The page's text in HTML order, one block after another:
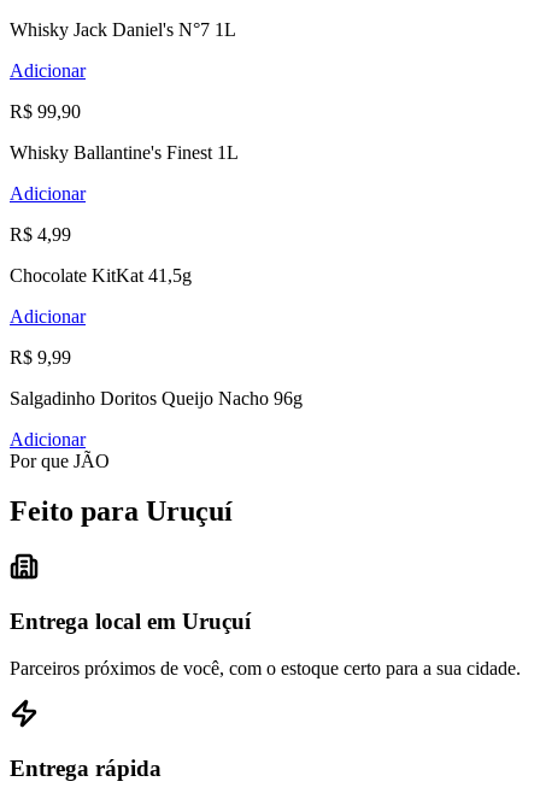
Whisky Jack Daniel's N°7 1L
Adicionar
R$ 99,90
Whisky Ballantine's Finest 1L
Adicionar
R$ 4,99
Chocolate KitKat 41,5g
Adicionar
R$ 9,99
Salgadinho Doritos Queijo Nacho 96g
Adicionar
Por que JÃO
Feito para Uruçuí
Entrega local em Uruçuí
Parceiros próximos de você, com o estoque certo para a sua cidade.
Entrega rápida